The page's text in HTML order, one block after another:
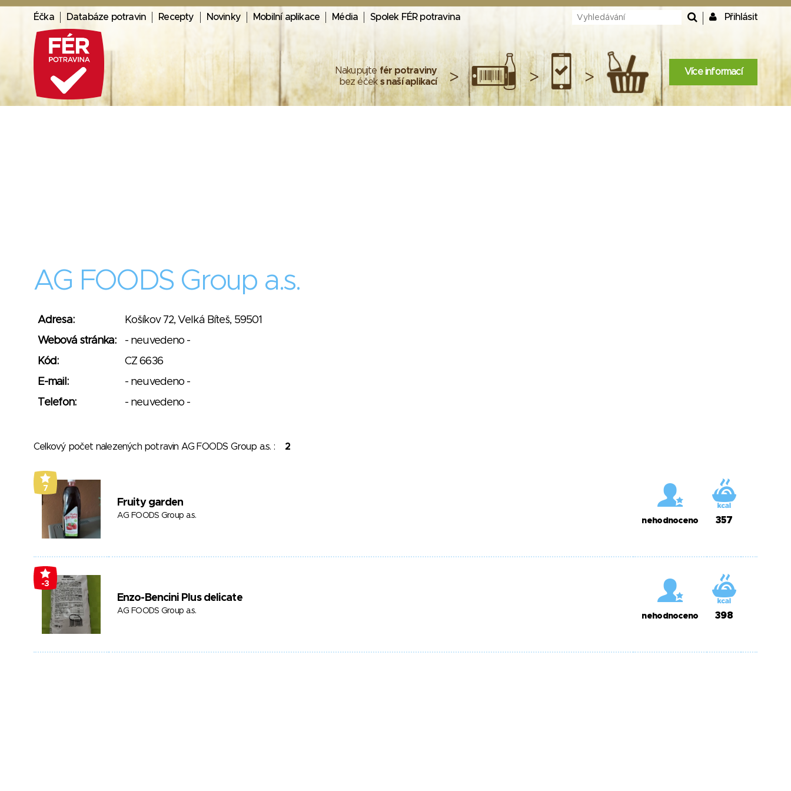
Éčka Databáze potravin Recepty Novinky Mobilní aplikace Média Spolek FÉR potravina Přihlásit
Nakupujte fér potraviny
bez éček s naší aplikací > > > Více informací
AG FOODS Group a.s.
Adresa:
Košíkov 72, Velká Bíteš, 59501
Webová stránka:
- neuvedeno -
Kód:
CZ 6636
E-mail:
- neuvedeno -
Telefon:
- neuvedeno -
Celkový počet nalezených potravin AG FOODS Group a.s. : 2
7
Fruity garden
AG FOODS Group a.s.
nehodnoceno 357
-3
Enzo-Bencini Plus delicate
AG FOODS Group a.s.
nehodnoceno 398